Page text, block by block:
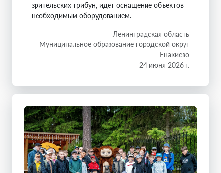
зрительских трибун, идет оснащение объектов
необходимым оборудованием.
Ленинградская область
Муниципальное образование городской округ
Енакиево
24 июня 2026 г.